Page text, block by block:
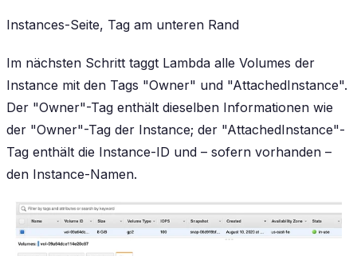
Instances-Seite, Tag am unteren Rand
Im nächsten Schritt taggt Lambda alle Volumes der
Instance mit den Tags "Owner" und "AttachedInstance".
Der "Owner"-Tag enthält dieselben Informationen wie
der "Owner"-Tag der Instance; der "AttachedInstance"-
Tag enthält die Instance-ID und – sofern vorhanden –
den Instance-Namen.